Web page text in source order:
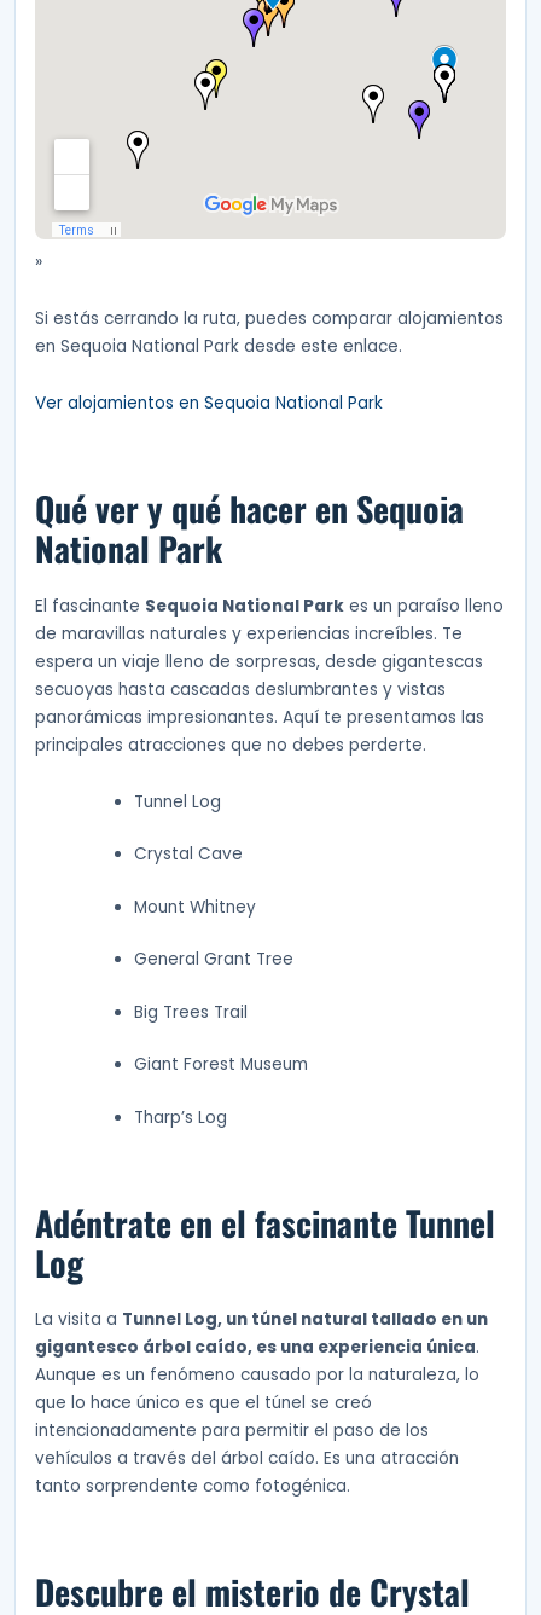
»
Si estás cerrando la ruta, puedes comparar alojamientos
en Sequoia National Park desde este enlace.
Ver alojamientos en Sequoia National Park
Qué ver y qué hacer en Sequoia
National Park
El fascinante Sequoia National Park es un paraíso lleno
de maravillas naturales y experiencias increíbles. Te
espera un viaje lleno de sorpresas, desde gigantescas
secuoyas hasta cascadas deslumbrantes y vistas
panorámicas impresionantes. Aquí te presentamos las
principales atracciones que no debes perderte.
Tunnel Log
Crystal Cave
Mount Whitney
General Grant Tree
Big Trees Trail
Giant Forest Museum
Tharp’s Log
Adéntrate en el fascinante Tunnel
Log
La visita a Tunnel Log, un túnel natural tallado en un
gigantesco árbol caído, es una experiencia única.
Aunque es un fenómeno causado por la naturaleza, lo
que lo hace único es que el túnel se creó
intencionadamente para permitir el paso de los
vehículos a través del árbol caído. Es una atracción
tanto sorprendente como fotogénica.
Descubre el misterio de Crystal